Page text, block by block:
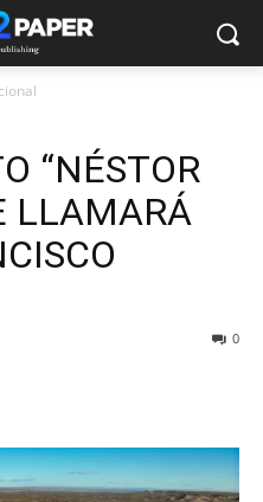
“NÉSTOR
LLAMARÁ
0